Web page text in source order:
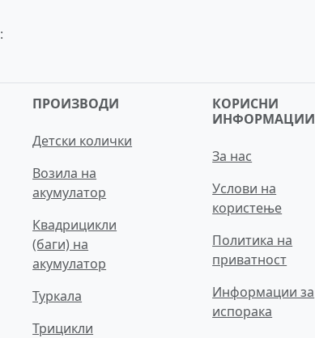
ПРОИЗВОДИ
Детски колички
Возила на
акумулатор
Квадрицикли
(баги) на
акумулатор
Туркала
Трицикли
КОРИСНИ
ИНФОРМАЦИИ
За нас
Услови на
користење
Политика на
приватност
Информации за
испорака